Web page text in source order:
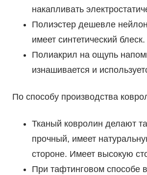
накапливать
Полиэстер дешевле
имеет синтетический
Полиакрил на ощупь
изнашивается и
По способу производства
Тканый ковролин делают
прочный, имеет
стороне. Имеет высокую
При тафтинговом способе